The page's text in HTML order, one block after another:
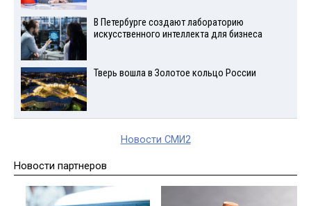
В Петербурге создают лабораторию
искусственного интеллекта для бизнеса
Тверь вошла в Золотое кольцо России
Новости СМИ2
Новости партнеров